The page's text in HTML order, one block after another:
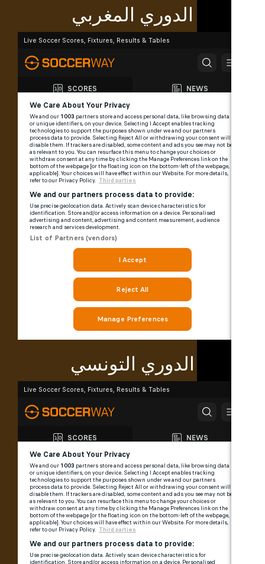
الدوري المغربي
الدوري التونسي